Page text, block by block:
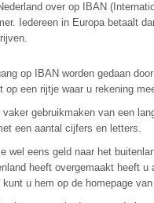
over op IBAN
Iedereen in Europa betaalt
op IBAN worden gedaan
een rijtje waar u rekening
gebruikmaken van een
een aantal cijfers en letters.
wel eens geld naar het
heeft overgemaakt heeft
u hem op de homepage